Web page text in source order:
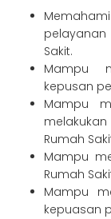
Sakit.
Mampu
kepusan
Mampu
Rumah
Mampu
Rumah
Mampu
kepuasan